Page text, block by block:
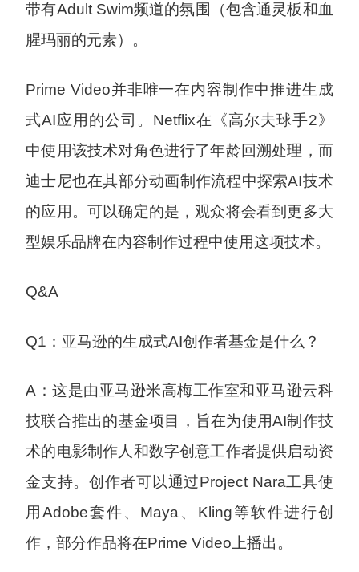
带有Adult Swim频道的氛围（包含通灵板和血
腥玛丽的元素）。
Prime Video并非唯一在内容制作中推进生成
式AI应用的公司。Netflix在《高尔夫球手2》
中使用该技术对角色进行了年龄回溯处理，而
迪士尼也在其部分动画制作流程中探索AI技术
的应用。可以确定的是，观众将会看到更多大
型娱乐品牌在内容制作过程中使用这项技术。
Q&A
Q1：亚马逊的生成式AI创作者基金是什么？
A：这是由亚马逊米高梅工作室和亚马逊云科
技联合推出的基金项目，旨在为使用AI制作技
术的电影制作人和数字创意工作者提供启动资
金支持。创作者可以通过Project Nara工具使
用Adobe套件、Maya、Kling等软件进行创
作，部分作品将在Prime Video上播出。